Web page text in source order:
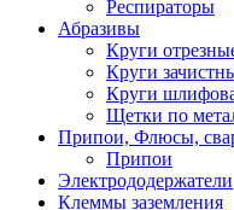
Респираторы
Абразивы
Круги
Круги
Круги
Щетки по
Припои, Флюсы,
Припои
Электрододержатели
Клеммы заземления